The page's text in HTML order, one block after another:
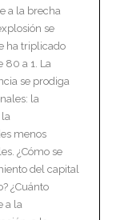
a la brecha
se
ha triplicado
80 a 1. La
se prodiga
la
menos
¿Cómo se
del capital
¿Cuánto
a la